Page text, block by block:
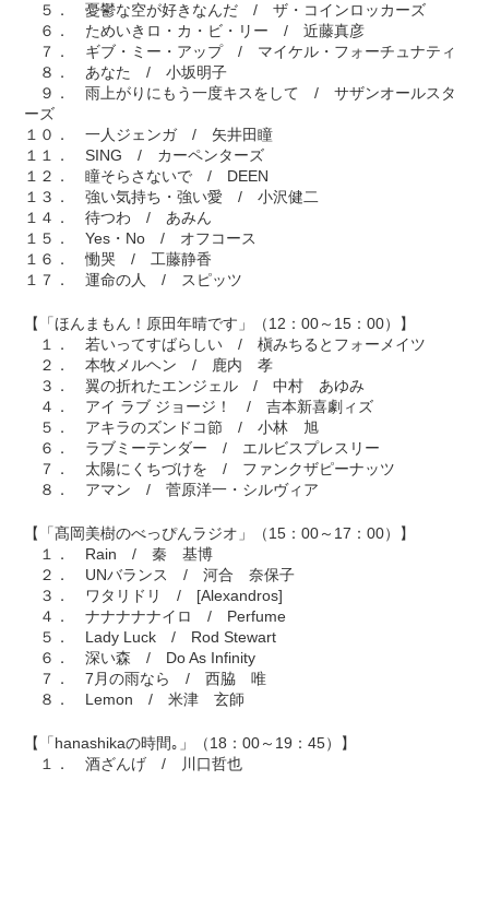
５． 憂鬱な空が好きなんだ / ザ・コインロッカーズ
６． ためいきロ・カ・ビ・リー / 近藤真彦
７． ギブ・ミー・アップ / マイケル・フォーチュナティ
８． あなた / 小坂明子
９． 雨上がりにもう一度キスをして / サザンオールスタ
ーズ
１０． 一人ジェンガ / 矢井田瞳
１１． SING / カーペンターズ
１２． 瞳そらさないで / DEEN
１３． 強い気持ち・強い愛 / 小沢健二
１４． 待つわ / あみん
１５． Yes・No / オフコース
１６． 慟哭 / 工藤静香
１７． 運命の人 / スピッツ
【「ほんまもん！原田年晴です」（12：00～15：00）】
１． 若いってすばらしい / 槇みちるとフォーメイツ
２． 本牧メルヘン / 鹿内 孝
３． 翼の折れたエンジェル / 中村 あゆみ
４． アイ ラブ ジョージ！ / 吉本新喜劇ィズ
５． アキラのズンドコ節 / 小林 旭
６． ラブミーテンダー / エルビスプレスリー
７． 太陽にくちづけを / ファンクザピーナッツ
８． アマン / 菅原洋一・シルヴィア
【「髙岡美樹のべっぴんラジオ」（15：00～17：00）】
１． Rain / 秦 基博
２． UNバランス / 河合 奈保子
３． ワタリドリ / [Alexandros]
４． ナナナナナイロ / Perfume
５． Lady Luck / Rod Stewart
６． 深い森 / Do As Infinity
７． 7月の雨なら / 西脇 唯
８． Lemon / 米津 玄師
【「hanashikaの時間｡」（18：00～19：45）】
１． 酒ざんげ / 川口哲也